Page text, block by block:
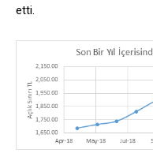
etti.